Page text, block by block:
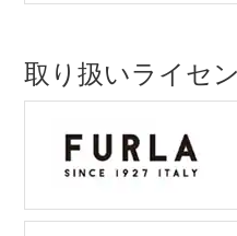
取り扱いライセ